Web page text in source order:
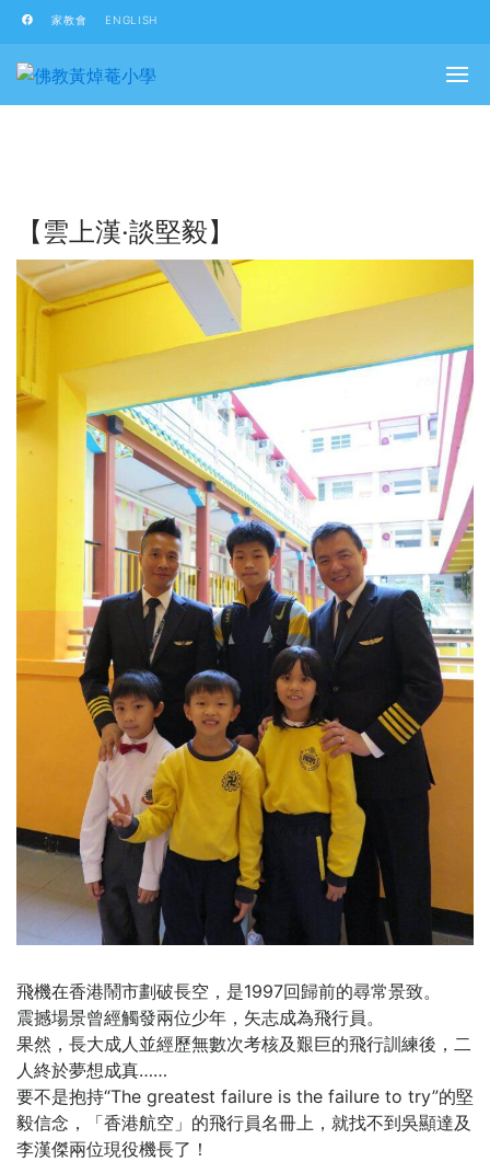
家教會 ENGLISH
【雲上漢‧談堅毅】
飛機在香港鬧市劃破長空，是1997回歸前的尋常景致。
震撼場景曾經觸發兩位少年，矢志成為飛行員。
果然，長大成人並經歷無數次考核及艱巨的飛行訓練後，二
人終於夢想成真……
要不是抱持“The greatest failure is the failure to try”的堅
毅信念，「香港航空」的飛行員名冊上，就找不到吳顯達及
李漢傑兩位現役機長了！